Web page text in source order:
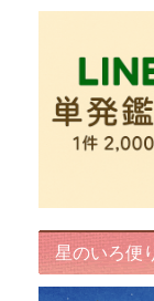
星のいろ便